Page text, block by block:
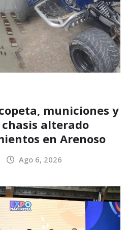
municiones y
alterado
en Arenoso
Ago 6, 2026